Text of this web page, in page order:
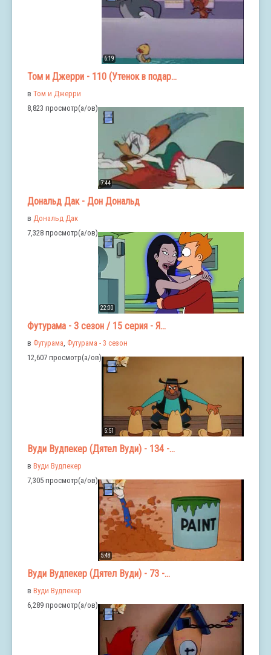
6:19
Том и Джерри - 110 (Утенок в подар...
в Том и Джерри
8,823 просмотр(а/ов)
7:44
Дональд Дак - Дон Дональд
в Дональд Дак
7,328 просмотр(а/ов)
22:00
Футурама - 3 сезон / 15 серия - Я...
в Футурама, Футурама - 3 сезон
12,607 просмотр(а/ов)
5:51
Вуди Вудпекер (Дятел Вуди) - 134 -...
в Вуди Вудпекер
7,305 просмотр(а/ов)
5:48
Вуди Вудпекер (Дятел Вуди) - 73 -...
в Вуди Вудпекер
6,289 просмотр(а/ов)